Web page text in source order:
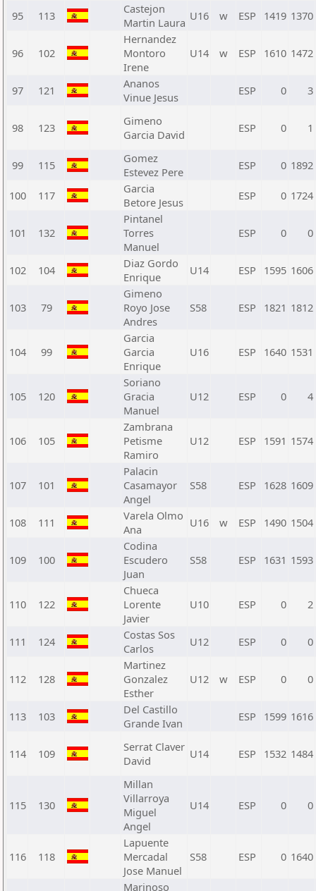
95 113
Castejon
Martin Laura U16 w ESP 1419 1370
96 102
Hernandez
Montoro
Irene
U14 w ESP 1610 1472
97 121
Ananos
Vinue Jesus
ESP 0 3
98 123
Gimeno
Garcia David
ESP 0 1
99 115
Gomez
Estevez Pere
ESP 0 1892
100 117
Garcia
Betore Jesus
ESP 0 1724
101 132
Pintanel
Torres
Manuel
ESP 0 0
102 104
Diaz Gordo
Enrique
U14 ESP 1595 1606
103 79
Gimeno
Royo Jose
Andres
S58 ESP 1821 1812
104 99
Garcia
Garcia
Enrique
U16 ESP 1640 1531
105 120
Soriano
Gracia
Manuel
U12 ESP 0 4
106 105
Zambrana
Petisme
Ramiro
U12 ESP 1591 1574
107 101
Palacin
Casamayor
Angel
S58 ESP 1628 1609
108 111
Varela Olmo
Ana
U16 w ESP 1490 1504
109 100
Codina
Escudero
Juan
S58 ESP 1631 1593
110 122
Chueca
Lorente
Javier
U10 ESP 0 2
111 124
Costas Sos
Carlos
U12 ESP 0 0
112 128
Martinez
Gonzalez
Esther
U12 w ESP 0 0
113 103
Del Castillo
Grande Ivan
ESP 1599 1616
114 109
Serrat Claver
David
U14 ESP 1532 1484
115 130
Millan
Villarroya
Miguel
Angel
U14 ESP 0 0
116 118
Lapuente
Mercadal
Jose Manuel
S58 ESP 0 1640
Marinoso